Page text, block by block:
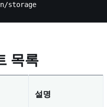
/api/admin/storage
목록
설명